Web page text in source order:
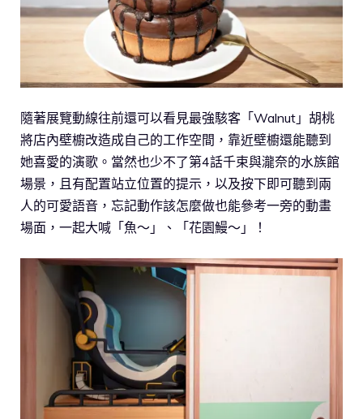
隨著展覽動線往前還可以看見最強駭客「Walnut」胡桃
將店內壁櫥改造成自己的工作空間，靠近壁櫥還能聽到
她喜愛的演歌。當然也少不了第4話千束與瀧奈的水族館
場景，且有配置站立位置的提示，以及按下即可聽到兩
人的可愛語音，忘記動作該怎麼做也能參考一旁的動畫
場面，一起大喊「魚～」、「花園鰻～」！